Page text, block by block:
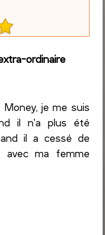
ordinaire
je me suis
il n'a plus été
il a cessé de
avec ma femme